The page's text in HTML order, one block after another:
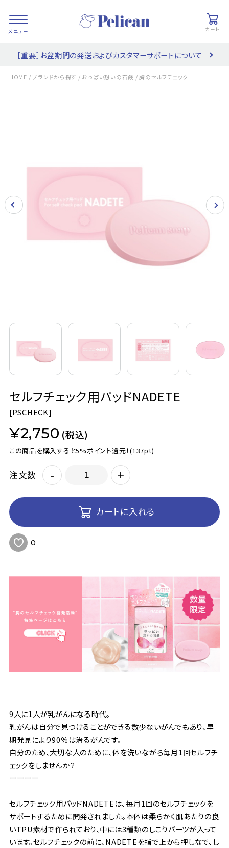
カート
ご利用案内
よくあるご質問
会員登録でお得
利用規約
［重要］お盆期間の発送およびカスタマーサポートについて
HOME / ブランドから探す / おっぱい想いの石鹸 / 胸のセルフチェック
セルフチェック用パッドNADETE
[PSCHECK]
¥2,750 (税込)
この商品を購入すると5%ポイント還元！(137pt)
注文数 - +
カートに入れる
0
9人に1人が乳がんになる時代。
乳がんは自分で見つけることができる数少ないがんでもあり、早
期発見により90％は治るがんです。
自分のため、大切な人のために、体を洗いながら毎月1回セルフチ
ェックをしませんか？
ーーーー
セルフチェック用パッドNADETEは、毎月1回のセルフチェックを
サポートするために開発されました。本体は柔らかく肌あたりの良
いTPU素材で作られており、中には3種類のしこりパーツが入って
います。セルフチェックの前に、NADETEを指で上から押しなで、し